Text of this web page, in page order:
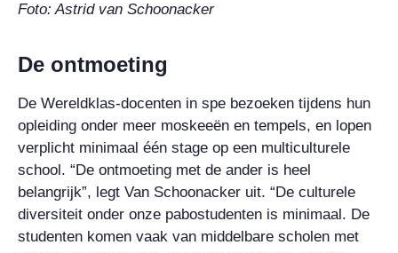
Foto: Astrid van Schoonacker
De ontmoeting
De Wereldklas-docenten in spe bezoeken tijdens hun
opleiding onder meer moskeeën en tempels, en lopen
verplicht minimaal één stage op een multiculturele
school. “De ontmoeting met de ander is heel
belangrijk”, legt Van Schoonacker uit. “De culturele
diversiteit onder onze pabostudenten is minimaal. De
studenten komen vaak van middelbare scholen met